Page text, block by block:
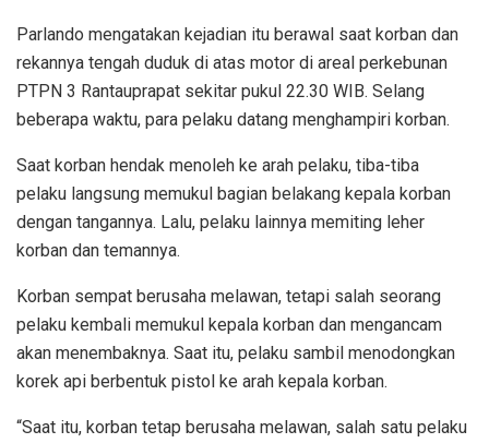
Parlando mengatakan kejadian itu berawal saat korban dan
rekannya tengah duduk di atas motor di areal perkebunan
PTPN 3 Rantauprapat sekitar pukul 22.30 WIB. Selang
beberapa waktu, para pelaku datang menghampiri korban.
Saat korban hendak menoleh ke arah pelaku, tiba-tiba
pelaku langsung memukul bagian belakang kepala korban
dengan tangannya. Lalu, pelaku lainnya memiting leher
korban dan temannya.
Korban sempat berusaha melawan, tetapi salah seorang
pelaku kembali memukul kepala korban dan mengancam
akan menembaknya. Saat itu, pelaku sambil menodongkan
korek api berbentuk pistol ke arah kepala korban.
“Saat itu, korban tetap berusaha melawan, salah satu pelaku